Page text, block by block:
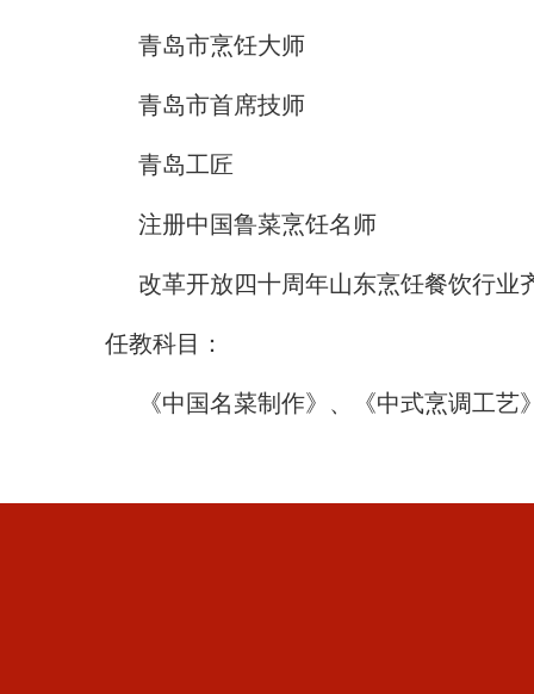
青岛市烹饪大师
青岛市首席技师
青岛工匠
注册中国鲁菜烹饪名师
改革开放四十周年山东烹饪餐饮行业
任教科目：
《中国名菜制作》、《中式烹调工